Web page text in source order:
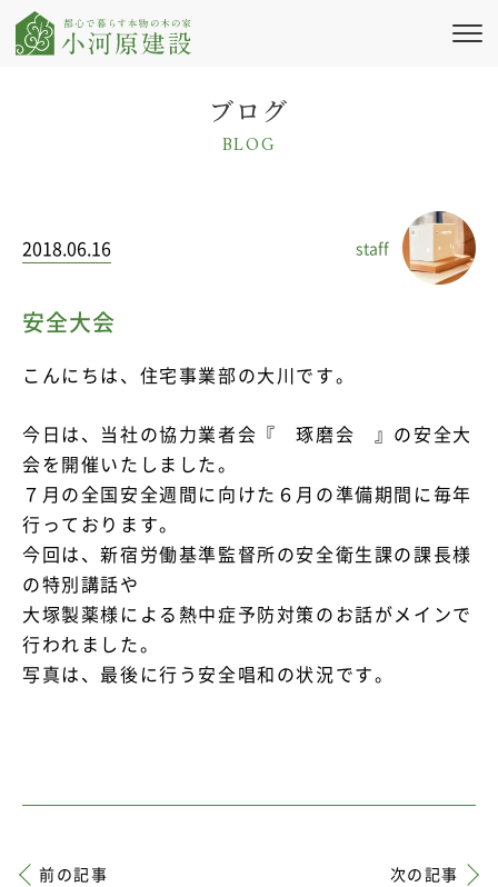
施工実績
イベント情報
資料請求・お問い合わせ
ブログ
BLOG
2018.06.16 staff
安全大会
こんにちは、住宅事業部の大川です。
今日は、当社の協力業者会『 琢磨会 』の安全大
会を開催いたしました。
７月の全国安全週間に向けた６月の準備期間に毎年
行っております。
今回は、新宿労働基準監督所の安全衛生課の課長様
の特別講話や
大塚製薬様による熱中症予防対策のお話がメインで
行われました。
写真は、最後に行う安全唱和の状況です。
前の記事 次の記事